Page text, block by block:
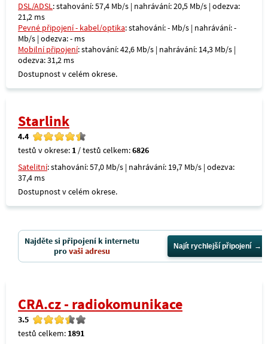
DSL/ADSL: stahování: 57,4 Mb/s | nahrávání: 20,5 Mb/s | odezva:
21,2 ms
Pevné připojení - kabel/optika: stahování: - Mb/s | nahrávání: -
Mb/s | odezva: - ms
Mobilní připojení: stahování: 42,6 Mb/s | nahrávání: 14,3 Mb/s |
odezva: 31,2 ms
Dostupnost v celém okrese.
Starlink
4.4
testů v okrese: 1 / testů celkem:6826
Satelitní: stahování: 57,0 Mb/s | nahrávání: 19,7 Mb/s | odezva:
37,4 ms
Dostupnost v celém okrese.
Najděte si připojení k internetu
provaši adresu Najít rychlejší připojení
CRA.cz - radiokomunikace
3.5
testů celkem: 1891